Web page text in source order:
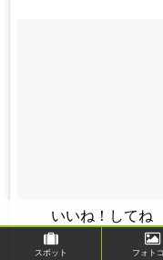
いいね！してね
スポット フォト